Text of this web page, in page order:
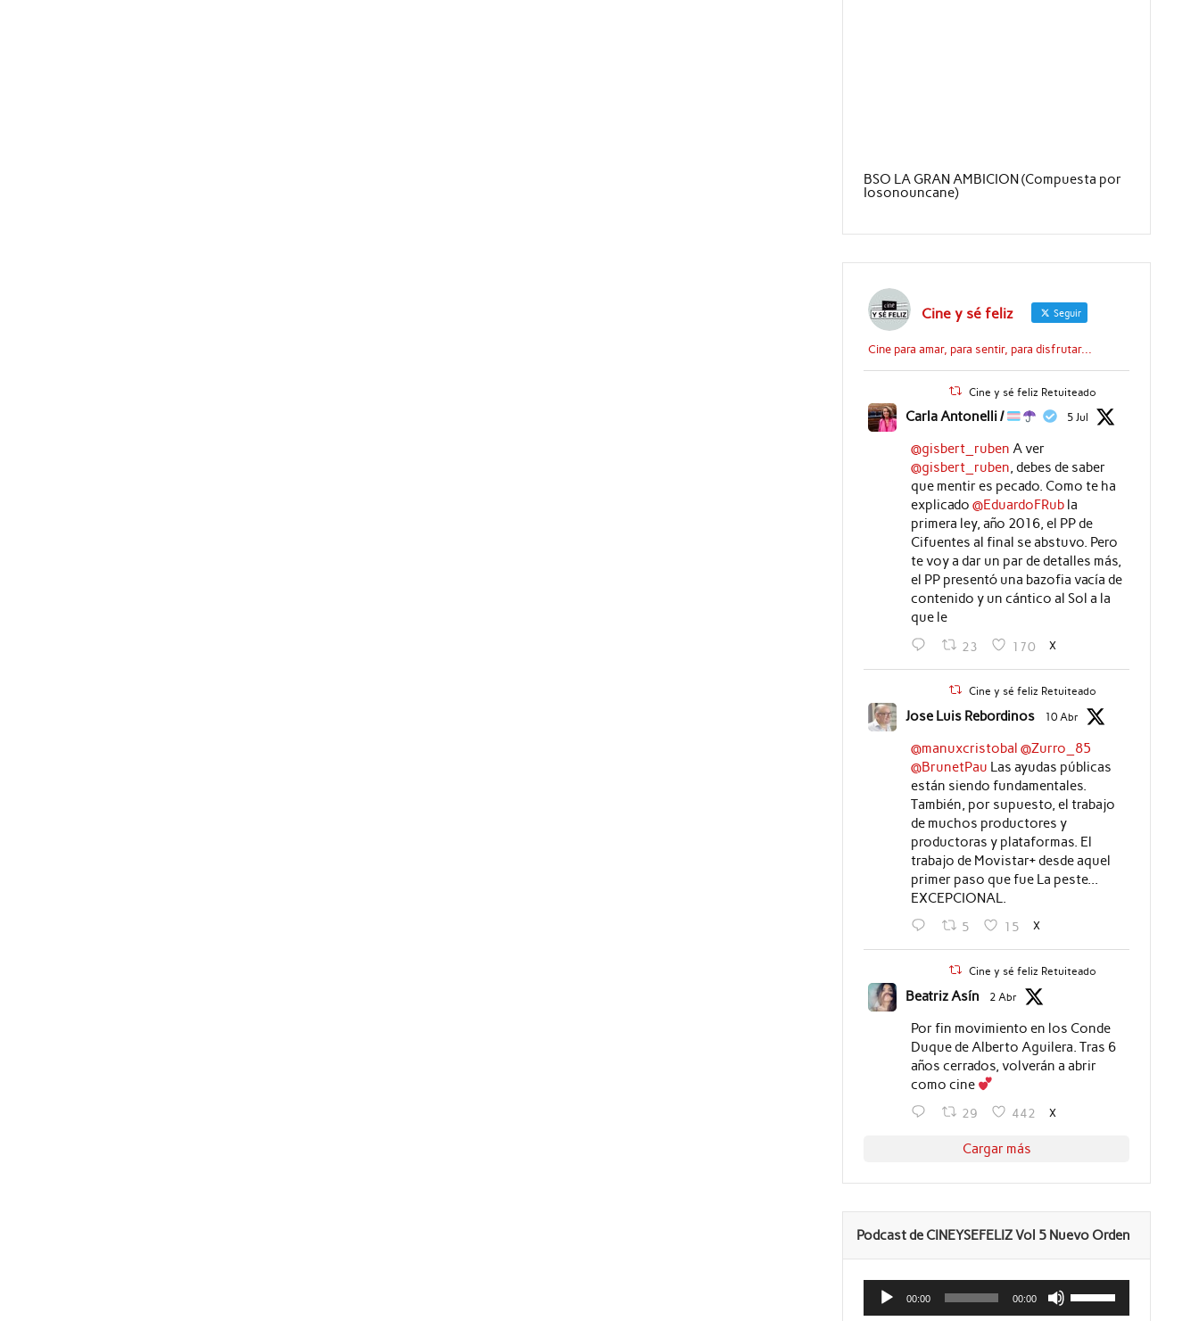
BSO LA GRAN AMBICION (Compuesta por
Iosonouncane)
Cine y sé feliz Seguir
Cine para amar, para sentir, para disfrutar...
Cine y sé feliz Retuiteado
Carla Antonelli / 5 Jul
@gisbert_ruben A ver
@gisbert_ruben, debes de saber
que mentir es pecado. Como te ha
explicado @EduardoFRubla
primera ley, año 2016, el PP de
Cifuentes al final se abstuvo. Pero
te voy a dar un par de detalles más,
el PP presentó una bazofia vacía de
contenido y un cántico al Sol a la
que le
23 170 X
Cine y sé feliz Retuiteado
Jose Luis Rebordinos 10 Abr
@manuxcristobal @Zurro_85
@BrunetPau Las ayudas públicas
están siendo fundamentales.
También, por supuesto, el trabajo
de muchos productores y
productoras y plataformas. El
trabajo de Movistar+ desde aquel
primer paso que fue La peste...
EXCEPCIONAL.
5 15 X
Cine y sé feliz Retuiteado
Beatriz Asín 2 Abr
Por fin movimiento en los Conde
Duque de Alberto Aguilera. Tras 6
años cerrados, volverán a abrir
como cine
29 442 X
Cargar más
Podcast de CINEYSEFELIZ Vol 5 Nuevo Orden
Reproductor
audio
00:00 00:00
las
teclas